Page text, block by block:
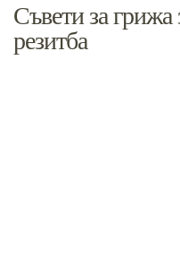
Съвети за
резитба